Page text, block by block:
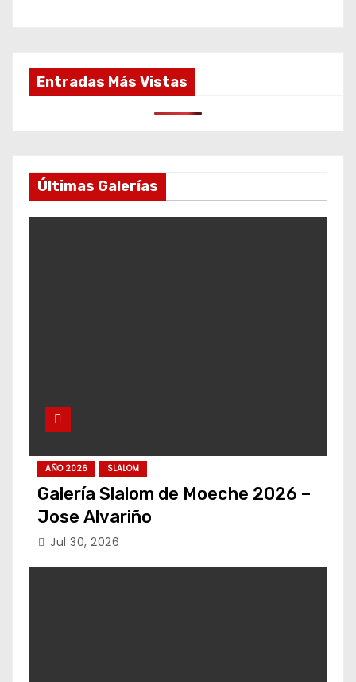
Entradas Más Vistas
Últimas Galerías
AÑO 2026 SLALOM
Galería Slalom de Moeche 2026 –
Jose Alvariño
Jul 30, 2026